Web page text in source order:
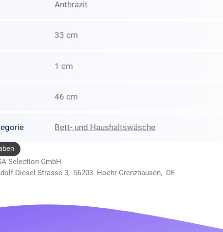
Anthrazit
33 cm
1 cm
46 cm
Bett- und Haushaltswäsche
Selection GmbH
Diesel-Strasse 3, 56203 Hoehr-Grenzhausen, DE